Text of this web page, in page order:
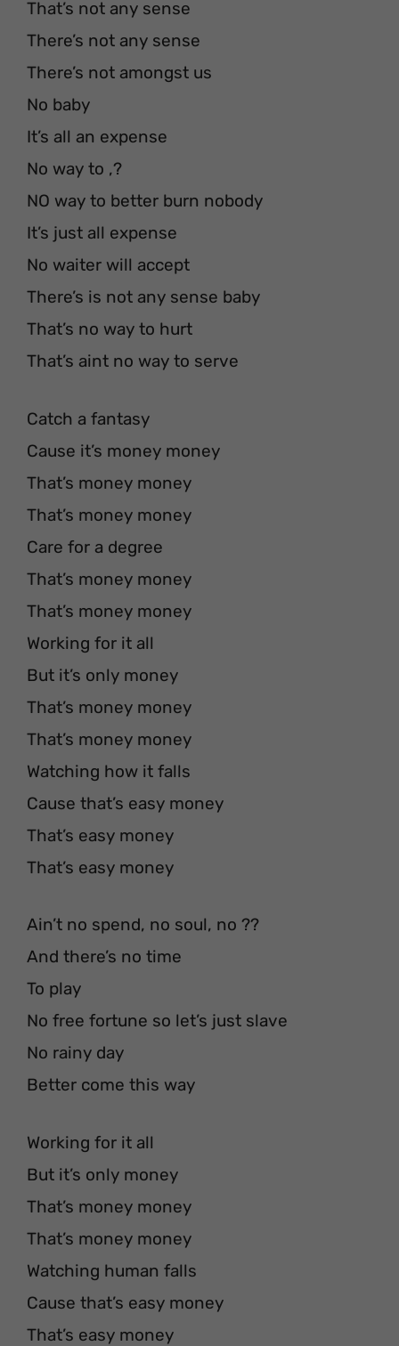
That’s not any sense
There’s not any sense
There’s not amongst us
No baby
It’s all an expense
No way to ,?
NO way to better burn nobody
It’s just all expense
No waiter will accept
There’s is not any sense baby
That’s no way to hurt
That’s aint no way to serve
Catch a fantasy
Cause it’s money money
That’s money money
That’s money money
Care for a degree
That’s money money
That’s money money
Working for it all
But it’s only money
That’s money money
That’s money money
Watching how it falls
Cause that’s easy money
That’s easy money
That’s easy money
Ain’t no spend, no soul, no ??
And there’s no time
To play
No free fortune so let’s just slave
No rainy day
Better come this way
Working for it all
But it’s only money
That’s money money
That’s money money
Watching human falls
Cause that’s easy money
That’s easy money